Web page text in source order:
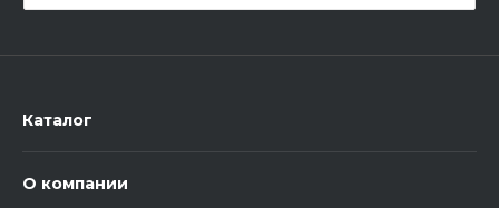
Каталог
О компании